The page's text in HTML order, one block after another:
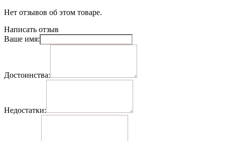
Нет отзывов об этом товаре.
Написать отзыв
Ваше имя:
Достоинства:
Недостатки: